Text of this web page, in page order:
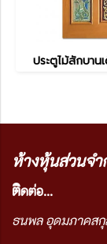
ประตูไม้สักบาน
ห้างหุ้นส่วนจ
ติดต่อ...
ธนพล อุดมภาคส